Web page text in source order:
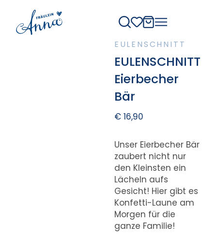
EULENSCHNITT
EULENSCHNITT
Eierbecher
Bär
€16,90
Unser Eierbecher Bär
zaubert nicht nur
den Kleinsten ein
Lächeln aufs
Gesicht! Hier gibt es
Konfetti-Laune am
Morgen für die
ganze Familie!